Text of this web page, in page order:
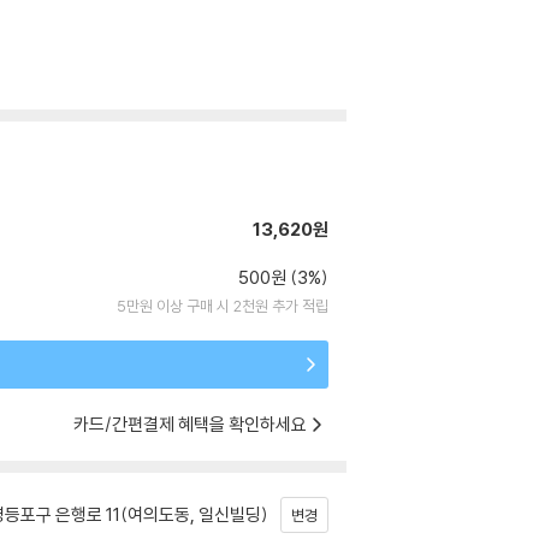
13,620원
500원 (3%)
5만원 이상 구매 시 2천원 추가 적립
카드/간편결제 혜택을 확인하세요
포구 은행로 11(여의도동, 일신빌딩) 변경